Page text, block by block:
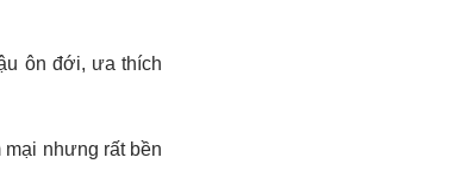
ôn đới, ưa thích
mại nhưng rất bền